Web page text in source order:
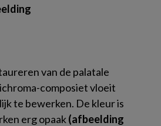
van de palatale
composiet vloeit
te bewerken. De kleur is
erg opaak(afbeelding